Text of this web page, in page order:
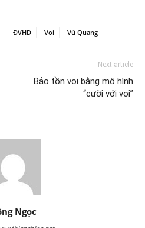
ĐVHD Voi Vũ Quang
Next article
Bảo tồn voi bằng mô hình
“cười với voi”
Ngọc